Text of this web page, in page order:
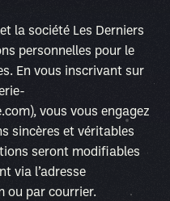
la société Les Derniers
personnelles pour le
En vous inscrivant sur
vous vous engagez
sincères et véritables
seront modifiables
via l’adresse
ou par courrier.